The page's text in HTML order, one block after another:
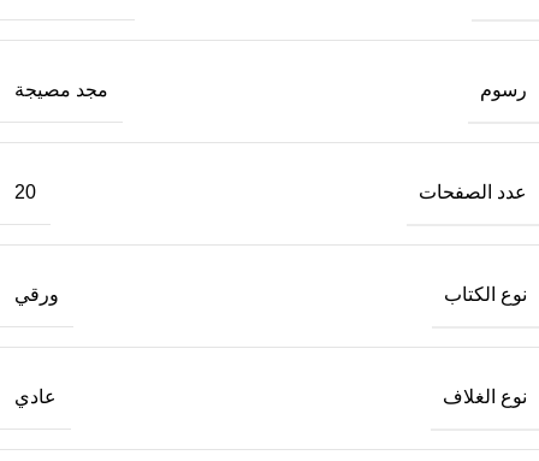
رسوم مجد مصيجة
عدد الصفحات 20
نوع الكتاب ورقي
نوع الغلاف عادي